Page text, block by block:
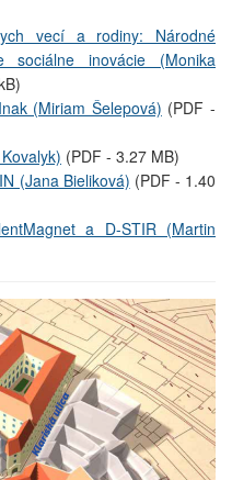
vecí a rodiny: Národné
sociálne inovácie (Monika
(Miriam Šelepová) (PDF -
(PDF - 3.27 MB)
(Jana Bieliková) (PDF - 1.40
a D-STIR (Martin